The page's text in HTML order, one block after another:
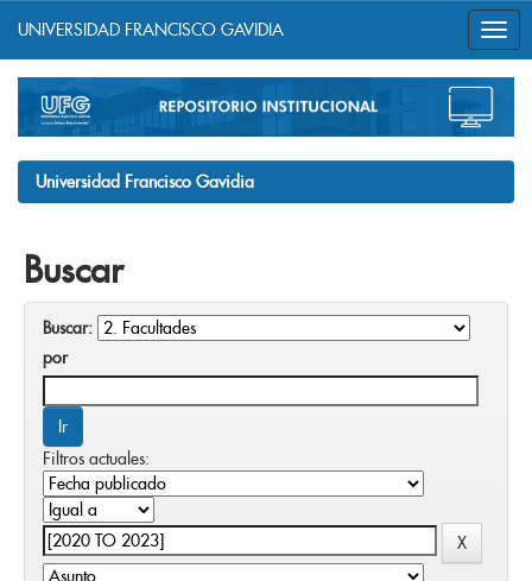
navigation
UNIVERSIDAD FRANCISCO GAVIDIA
Universidad Francisco Gavidia
Buscar
Buscar:
por
Filtros actuales: